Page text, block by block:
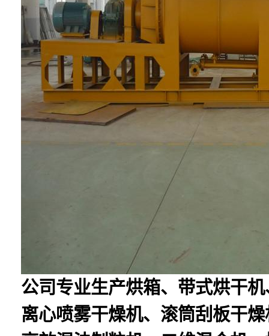
公司专业生产烘箱、带式烘干
离心喷雾干燥机、滚筒刮板干